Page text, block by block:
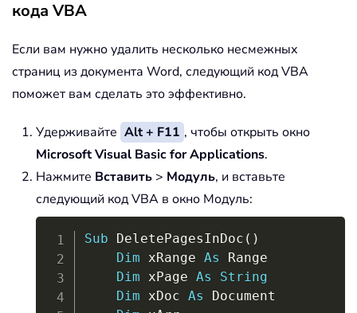
кода VBA
Если вам нужно удалить несколько несмежных
страниц из документа Word, следующий код VBA
поможет вам сделать это эффективно.
Удерживайте Alt + F11 , чтобы открыть окно
Microsoft Visual Basic for Applications.
Нажмите Вставить > Модуль, и вставьте
следующий код VBA в окно Модуль:
Sub DeletePagesInDoc ( )
Dim xRange As Range
Dim xPage As
String
Dim xDoc As Document